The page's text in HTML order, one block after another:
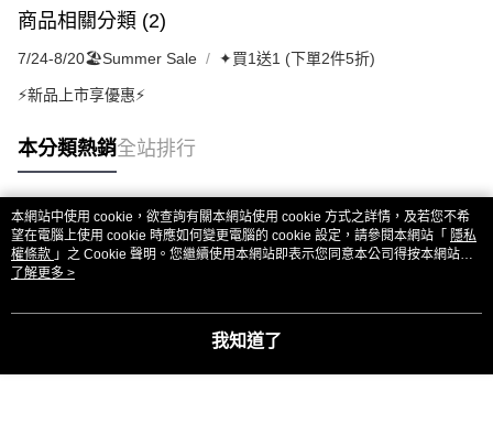
商品相關分類 (2)
7/24-8/20🏖️Summer Sale ✦買1送1 (下單2件5折)
⚡新品上市享優惠⚡
本分類熱銷全站排行
熱門標籤
本網站中使用 cookie，欲查詢有關本網站使用 cookie 方式之詳情，及若您不希
望在電腦上使用 cookie 時應如何變更電腦的 cookie 設定，請參閱本網站「 隱私
權條款 」之 Cookie 聲明。您繼續使用本網站即表示您同意本公司得按本網站使
用條款之 Cookie 聲明使用 cookie。
了解更多 >
我知道了